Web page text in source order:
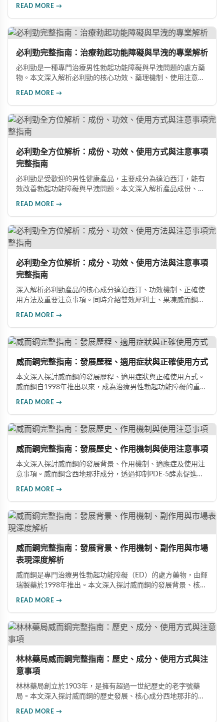
READ MORE →
必利勁完整指南：治療勃起功能障礙與早洩的專業解析
必利勁是一種專門治療男性勃起功能障礙與早洩問題的處方藥
物。本文深入解析必利勁的核心功效、藥理機制、使用注意事
READ MORE →
必利勁全方位解析：成份、功效、使用方式與注意事項
完整指南
必利勁是受歡迎的男性健康產品，主要成分為達泊西汀，能有
效改善勃起功能障礙與早洩問題。本文深入解析產品成份、功
READ MORE →
必利勁全方位解析：成分、功效、使用方法與注意事項
完整指南
深入解析必利勁產品的核心成分達泊西汀、功效機制、正確使
用方法及重要注意事項。同時介紹雙效犀利士、果凍威而鋼雙
READ MORE →
威而鋼完整指南：發展歷程、適用症狀與正確使用方式
本文深入探討威而鋼的發展歷程、適用症狀與正確使用方式。
威而鋼自1998年推出以來，成為治療男性勃起功能障礙的重要
READ MORE →
威而鋼完整指南：發展歷史、作用機制與使用注意事項
本文深入探討威而鋼的發展背景、作用機制、適應症及使用注
意事項。威而鋼含西地那非成分，透過抑制PDE-5酵素促進血
READ MORE →
威而鋼完整指南：發展背景、作用機制、副作用與市場
表現深度解析
威而鋼是專門治療男性勃起功能障礙（ED）的處方藥物，由輝
瑞製藥於1998年推出。本文深入探討威而鋼的發展背景、核心
READ MORE →
林林藥局威而鋼完整指南：歷史、成分、使用方式與注
意事項
林林藥局創立於1903年，是擁有超過一世紀歷史的老字號藥
局。本文深入探討威而鋼的歷史發展、核心成分西地那非的作
READ MORE →